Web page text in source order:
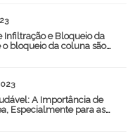
Infiltração e Bloqueio da
bloqueio da coluna são
A Importância de
Especialmente para as